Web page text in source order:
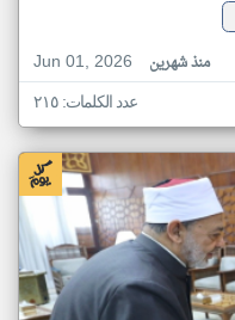
Jun 01, 2026
منذ شهرين
عدد الكلمات: ٢١٥